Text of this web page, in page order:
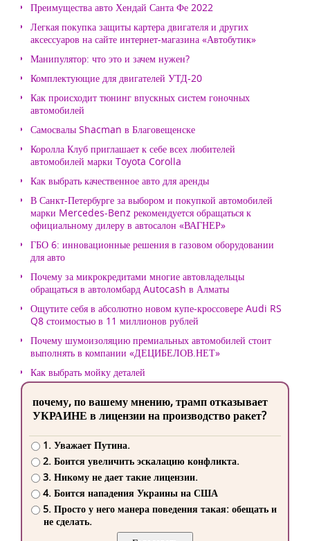
Преимущества авто Хендай Санта Фе 2022
Легкая покупка защиты картера двигателя и других
аксессуаров на сайте интернет-магазина «Автобутик»
Манипулятор: что это и зачем нужен?
Комплектующие для двигателей УТД-20
Как происходит тюнинг впускных систем гоночных
автомобилей
Самосвалы Shacman в Благовещенске
Королла Клуб приглашает к себе всех любителей
автомобилей марки Toyota Corolla
Как выбрать качественное авто для аренды
В Санкт-Петербурге за выбором и покупкой автомобилей
марки Mercedes-Benz рекомендуется обращаться к
официальному дилеру в автосалон «ВАГНЕР»
ГБО 6: инновационные решения в газовом оборудовании
для авто
Почему за микрокредитами многие автовладельцы
обращаться в автоломбард Autocash в Алматы
Ощутите себя в абсолютно новом купе-кроссовере Audi RS
Q8 стоимостью в 11 миллионов рублей
Почему шумоизоляцию премиальных автомобилей стоит
выполнять в компании «ДЕЦИБЕЛОВ.НЕТ»
Как выбрать мойку деталей
почему, по вашему мнению, трамп отказывает
УКРАИНЕ в лицензии на производство ракет?
1. Уважает Путина.
2. Боится увеличить эскалацию конфликта.
3. Никому не дает такие лицензии.
4. Боится нападения Украины на США
5. Просто у него манера поведения такая: обещать и
не сделать.